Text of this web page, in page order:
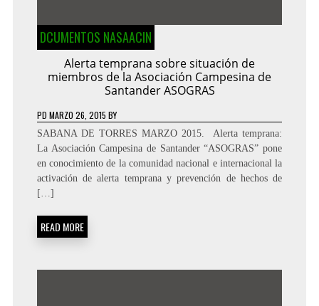
DCUMENTOS NASAACIN
Alerta temprana sobre situación de
miembros de la Asociación Campesina de
Santander ASOGRAS
PD MARZO 26, 2015 BY
SABANA DE TORRES MARZO 2015. Alerta temprana:
La Asociación Campesina de Santander “ASOGRAS” pone
en conocimiento de la comunidad nacional e internacional la
activación de alerta temprana y prevención de hechos de
[…]
READ MORE